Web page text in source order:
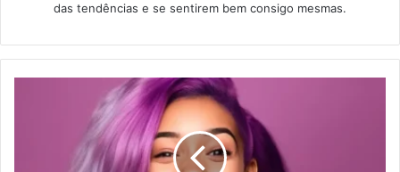
das tendências e se sentirem bem consigo mesmas.